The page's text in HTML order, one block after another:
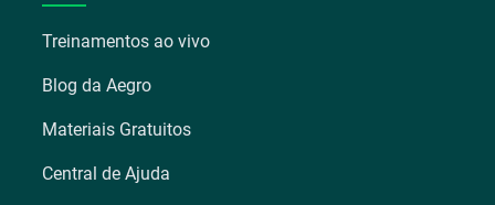
Treinamentos ao vivo
Blog da Aegro
Materiais Gratuitos
Central de Ajuda